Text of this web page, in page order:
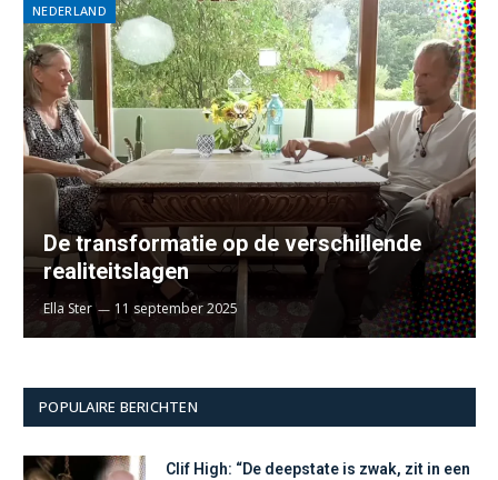
NEDERLAND
De transformatie op de verschillende
realiteitslagen
Ella Ster 11 september 2025
POPULAIRE BERICHTEN
Clif High: “De deepstate is zwak, zit in een